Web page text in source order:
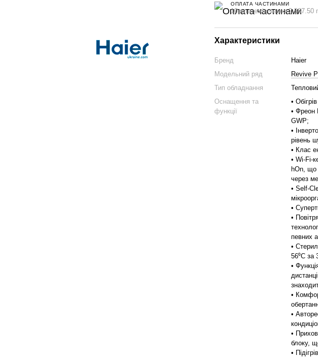
ОПЛАТА ЧАСТИНАМИ
10 платежів через 2 587.50
Характеристики
Бренд
Haier
Модельний ряд
Revive
Тип обладнання
Оснащення та
функції
•
• Фреон
GWP;
•
рівень
• Клас
• Wi-Fi-
hOn, що
через
• Self-
•
•
певних
•
56⁰С за
•
•
•
•
блоку,
•